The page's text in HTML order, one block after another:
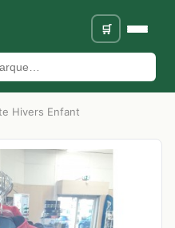
🛒
Hivers Enfant